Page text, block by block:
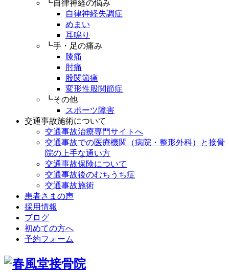
┗自律神経の悩み
自律神経失調症
めまい
耳鳴り
┗手・足の痛み
膝痛
肘痛
股関節痛
変形性股関節症
┗その他
スポーツ障害
交通事故施術について
交通事故治療専門サイトへ
交通事故での医療機関（病院・整形外科）と接骨
院の上手な通い方
交通事故保険について
交通事故後のむちうち症
交通事故施術
患者さまの声
採用情報
ブログ
初めての方へ
予約フォーム